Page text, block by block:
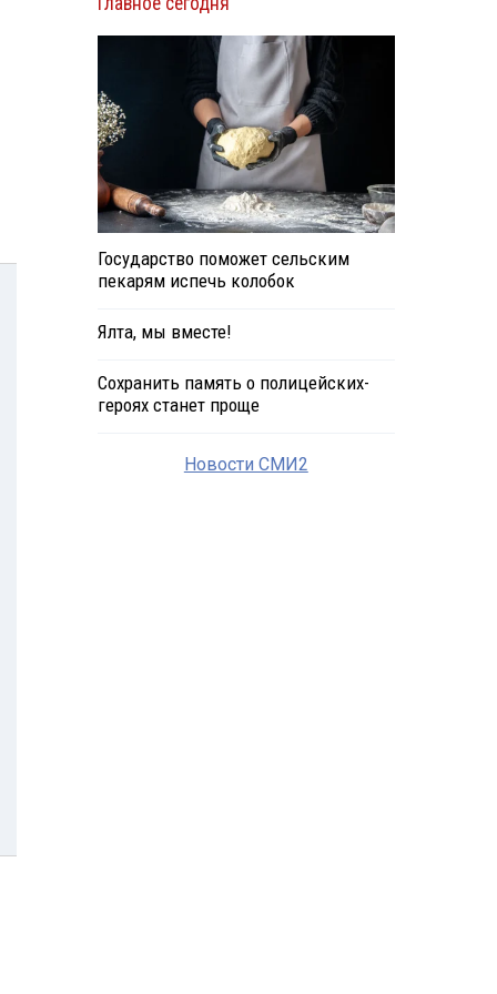
Государство поможет сельским
пекарям испечь колобок
Ялта, мы вместе!
Сохранить память о полицейских-
героях станет проще
Новости СМИ2